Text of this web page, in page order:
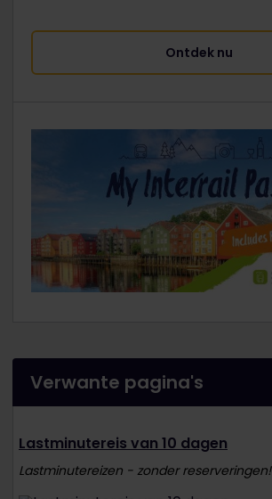
Ontdek nu
Verwante pagina's
Lastminutereis van 10 dagen
Lastminutereizen - zonder reserveringen!